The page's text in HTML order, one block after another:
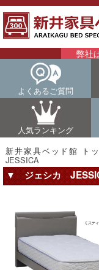
弊社は
よくあるご質問
人気ランキング
新井家具ベッド館 ト
JESSICA
▼ ジェシカ